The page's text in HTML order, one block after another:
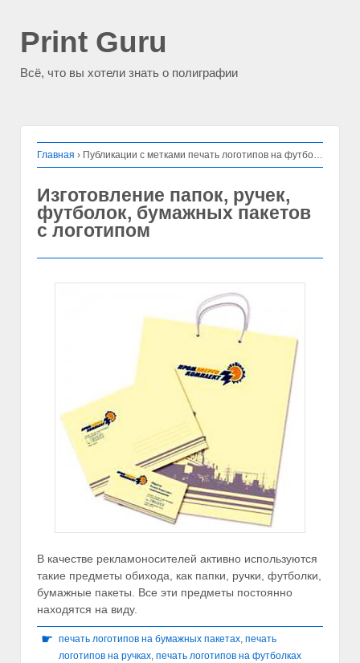
Print Guru
Всё, что вы хотели знать о полиграфии
Главная › Публикации с метками печать логотипов на футболках
Изготовление папок, ручек,
футболок, бумажных пакетов
с логотипом
В качестве рекламоносителей активно используются
такие предметы обихода, как папки, ручки, футболки,
бумажные пакеты. Все эти предметы постоянно
находятся на виду.
☛ печать логотипов на бумажных пакетах, печать
логотипов на ручках, печать логотипов на футболках